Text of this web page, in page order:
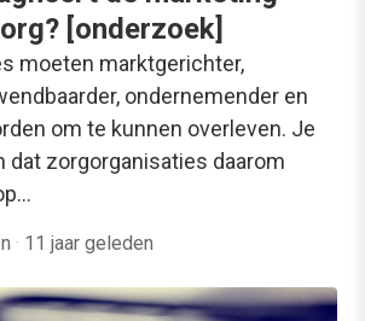
[onderzoek]
moeten marktgerichter,
ondernemender en
om te kunnen overleven. Je
dat zorgorganisaties daarom
· 11 jaar geleden